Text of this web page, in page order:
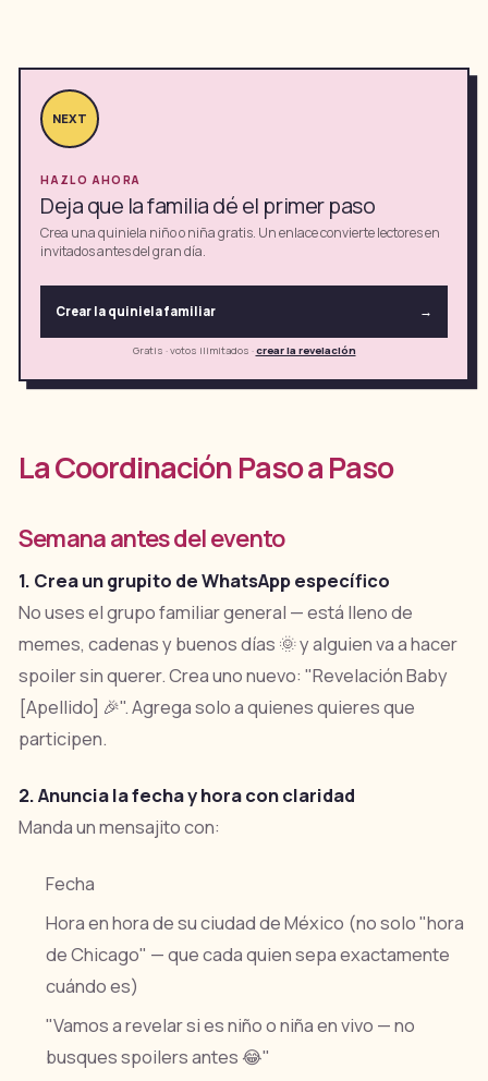
NEXT
HAZLO AHORA
Deja que la familia dé el primer paso
Crea una quiniela niño o niña gratis. Un enlace convierte lectores en
invitados antes del gran día.
Crear la quiniela familiar →
Gratis · votos ilimitados ·crear la revelación
La Coordinación Paso a Paso
Semana antes del evento
1. Crea un grupito de WhatsApp específico
No uses el grupo familiar general — está lleno de
memes, cadenas y buenos días 🌞 y alguien va a hacer
spoiler sin querer. Crea uno nuevo: "Revelación Baby
[Apellido] 🎉". Agrega solo a quienes quieres que
participen.
2. Anuncia la fecha y hora con claridad
Manda un mensajito con:
Fecha
Hora en hora de su ciudad de México (no solo "hora
de Chicago" — que cada quien sepa exactamente
cuándo es)
"Vamos a revelar si es niño o niña en vivo — no
busques spoilers antes 😂"